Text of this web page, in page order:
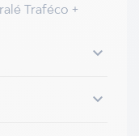
Traféco +

